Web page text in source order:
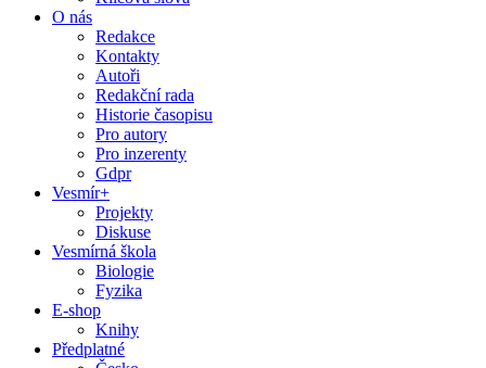
O nás
Redakce
Kontakty
Autoři
Redakční rada
Historie časopisu
Pro autory
Pro inzerenty
Gdpr
Vesmír+
Projekty
Diskuse
Vesmírná škola
Biologie
Fyzika
E-shop
Knihy
Předplatné